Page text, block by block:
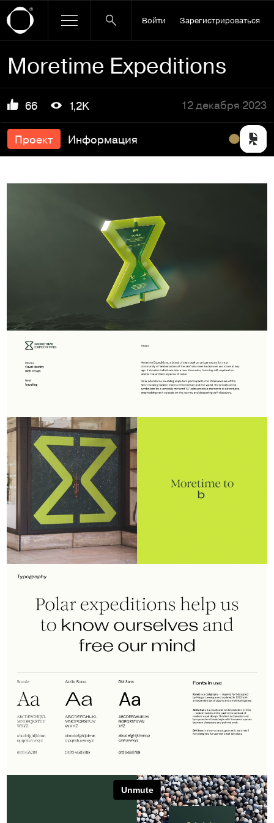
Войти Зарегистрироваться
Moretime Expeditions
66 1,2K 12 декабря 2023
Проект Информация